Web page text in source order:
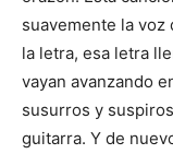
suavemente la voz
la letra, esa letra
vayan avanzando
susurros y
guitarra. Y de